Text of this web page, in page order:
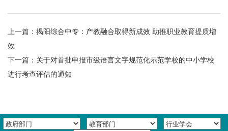
上一篇： 揭阳综合中专：产教融合取得新成效 助推职业教育提质增
效
下一篇： 关于对首批申报市级语言文字规范化示范学校的中小学校
进行考查评估的通知